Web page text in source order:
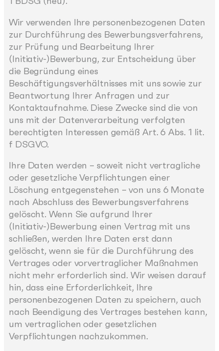
Wir verwenden Ihre personenbezogenen Daten
zur Durchführung des Bewerbungsverfahrens,
zur Prüfung und Bearbeitung Ihrer
(Initiativ-)Bewerbung, zur Entscheidung über
die Begründung eines
Beschäftigungsverhältnisses mit uns sowie zur
Beantwortung Ihrer Anfragen und zur
Kontaktaufnahme. Diese Zwecke sind die von
uns mit der Datenverarbeitung verfolgten
berechtigten Interessen gemäß Art. 6 Abs. 1 lit.
f DSGVO.
Ihre Daten werden – soweit nicht vertragliche
oder gesetzliche Verpflichtungen einer
Löschung entgegenstehen – von uns 6 Monate
nach Abschluss des Bewerbungsverfahrens
gelöscht. Wenn Sie aufgrund Ihrer
(Initiativ-)Bewerbung einen Vertrag mit uns
schließen, werden Ihre Daten erst dann
gelöscht, wenn sie für die Durchführung des
Vertrages oder vorvertraglicher Maßnahmen
nicht mehr erforderlich sind. Wir weisen darauf
hin, dass eine Erforderlichkeit, Ihre
personenbezogenen Daten zu speichern, auch
nach Beendigung des Vertrages bestehen kann,
um vertraglichen oder gesetzlichen
Verpflichtungen nachzukommen.